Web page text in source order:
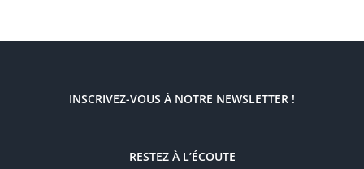
INSCRIVEZ-VOUS À NOTRE NEWSLETTER !
RESTEZ À L’ÉCOUTE